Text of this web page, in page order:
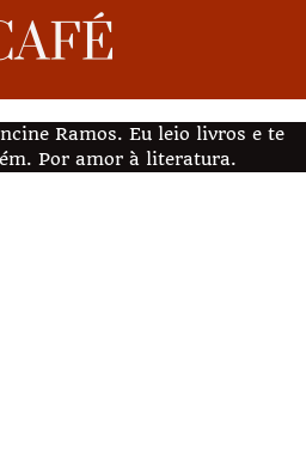
Ramos. Eu leio livros e te
Por amor à literatura.